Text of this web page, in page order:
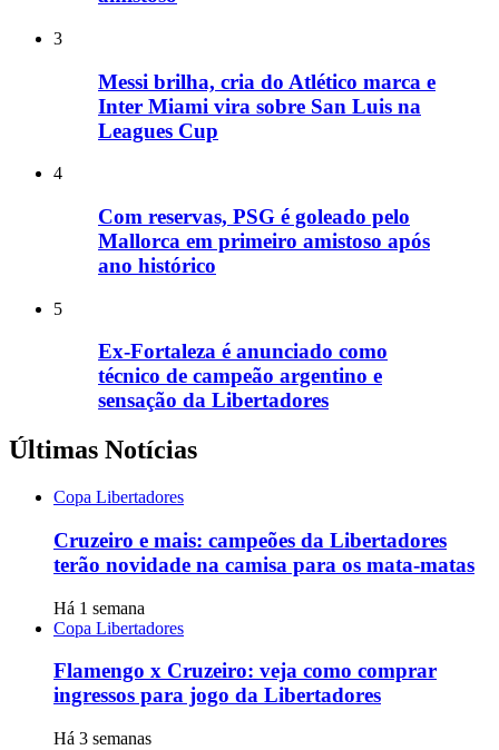
3
Messi brilha, cria do Atlético marca e
Inter Miami vira sobre San Luis na
Leagues Cup
4
Com reservas, PSG é goleado pelo
Mallorca em primeiro amistoso após
ano histórico
5
Ex-Fortaleza é anunciado como
técnico de campeão argentino e
sensação da Libertadores
Últimas Notícias
Copa Libertadores
Cruzeiro e mais: campeões da Libertadores
terão novidade na camisa para os mata-matas
Há 1 semana
Copa Libertadores
Flamengo x Cruzeiro: veja como comprar
ingressos para jogo da Libertadores
Há 3 semanas